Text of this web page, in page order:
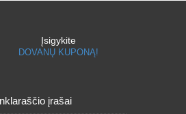
Įsigykite
DOVANŲ KUPONĄ!
įrašai